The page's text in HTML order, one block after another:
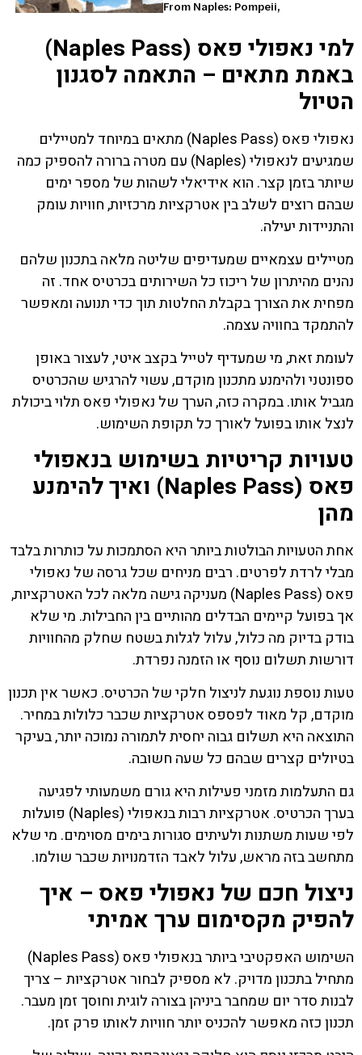
למי נאפולי פאס (Naples Pass)
באמת מתאים – התאמה לסגנון
הטיול
נאפולי פאס (Naples Pass) מתאים במיוחד למטיילים
שמגיעים לנאפולי (Naples) עם מטרה ברורה להספיק כמה
שיותר בזמן קצר. הוא אידיאלי לשהות של מספר ימים
שבהם רוצים לשלב בין אטרקציות מרכזיות, חוויות עומק
והתניידות יעילה.
מטיילים עצמאיים שמעדיפים שליטה מלאה בתכנון שלהם
נהנים מהיתרון של ריכוז כל השירותים בכרטיס אחד. זה
מפחית את הצורך בקבלת החלטות תוך כדי תנועה ומאפשר
להתמקד בחוויה עצמה.
לעומת זאת, מי שמעדיף לטייל בקצב איטי, לעצור באופן
ספונטני ולהימנע מתכנון מוקדם, עשוי להרגיש שהכרטיס
מגביל אותו. במקרה כזה, הערך של נאפולי פאס תלוי ביכולת
לנצל אותו בפועל לאורך כל תקופת השימוש.
טעויות קריטיות בשימוש בנאפולי
פאס (Naples Pass) ואיך להימנע
מהן
אחת הטעויות הבולטות ביותר היא הסתמכות על כותרות בלבד
מבלי לרדת לפרטים. רבים מניחים שכל גרסה של נאפולי
פאס (Naples Pass) מעניקה גישה מלאה לכל האטרקציות,
אך בפועל קיימים הבדלים מהותיים בין החבילות. מי שלא
בודק בדיוק מה כלול, עלול לגלות בשטח שחלק מהחוויות
דורשות תשלום נוסף או הזמנה נפרדת.
טעות נוספת נוגעת לניצול חלקי של הכרטיס. כאשר אין תכנון
מוקדם, קל מאוד לפספס אטרקציות שכבר כלולות במחיר.
התוצאה היא תשלום גבוה יחסית לתמורה נמוכה יותר, בעיקר
בטיולים קצרים שבהם כל שעה חשובה.
גם התעלמות מזמני פעילות היא גורם משמעותי לפגיעה
בערך הכרטיס. אטרקציות רבות בנאפולי (Naples) פועלות
לפי שעות משתנות ולעיתים סגורות בימים מסוימים. מי שלא
מתחשב בזה מראש, עלול לאבד הזדמנויות שכבר שולמו.
ניצול חכם של נאפולי פאס – איך
להפיק מקסימום ערך אמיתי
השימוש האפקטיבי ביותר בנאפולי פאס (Naples Pass)
מתחיל בתכנון מדויק. לא מספיק לבחור אטרקציות – צריך
לבנות סדר יום שמחבר ביניהן בצורה לוגית וחוסך זמן מעבר.
תכנון כזה מאפשר להכניס יותר חוויות לאותו פרק זמן.